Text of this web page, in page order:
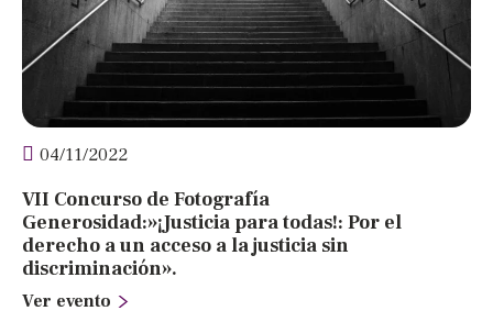
04/11/2022
VII Concurso de Fotografía
Generosidad:»¡Justicia para todas!: Por el
derecho a un acceso a la justicia sin
discriminación».
Ver evento